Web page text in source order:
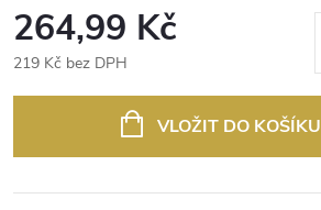
264,99 Kč
219 Kč bez DPH
VLOŽIT DO KOŠÍKU